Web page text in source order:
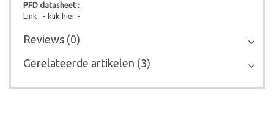
PFD datasheet :
Link : - klik hier -
Reviews (0)
Gerelateerde artikelen (3)